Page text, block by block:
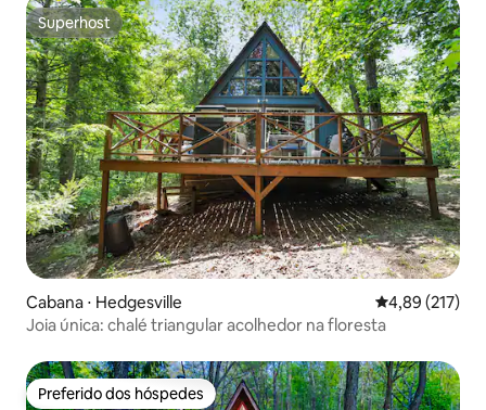
Superhost
Superhost
Cabana ⋅ Hedgesville 4,89 de uma
4,89 (217)
Joia única: chalé triangular acolhedor na floresta
Preferido dos hóspedes
Preferido dos hóspedes